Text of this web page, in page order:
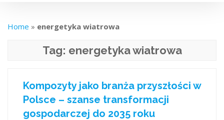
Home » energetyka wiatrowa
Tag: energetyka wiatrowa
Kompozyty jako branża przyszłości w
Polsce – szanse transformacji
gospodarczej do 2035 roku